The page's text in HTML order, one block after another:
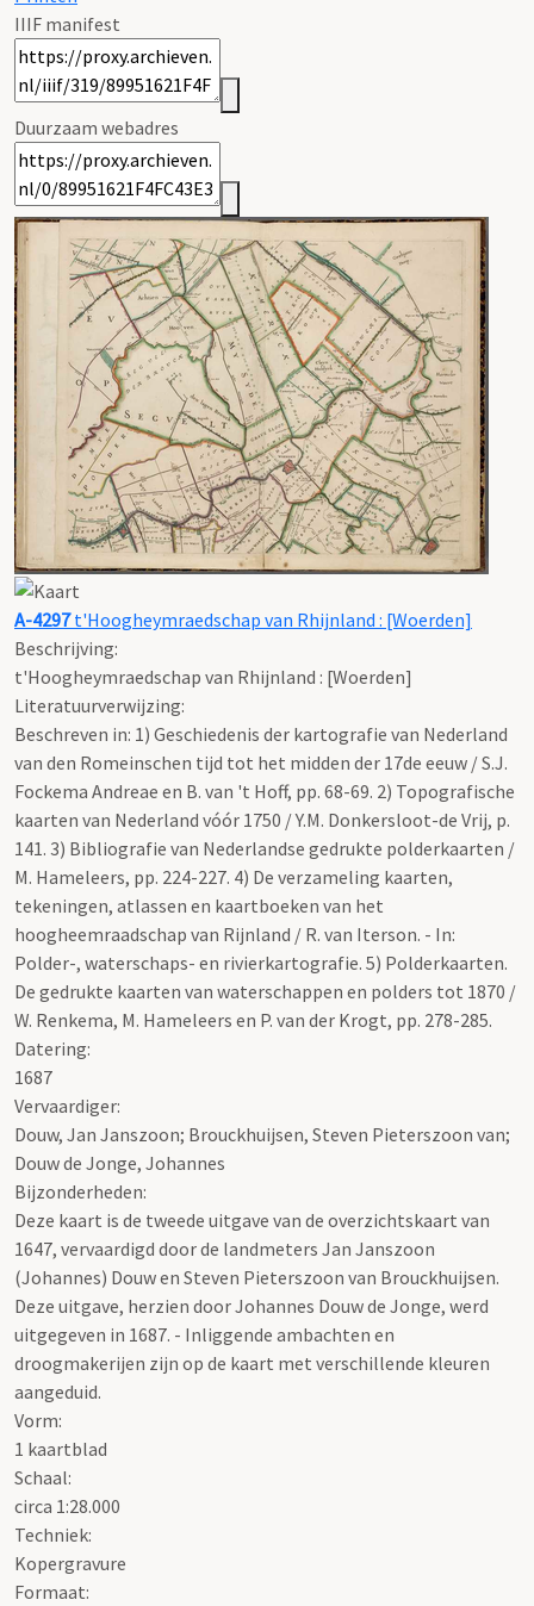
IIIF manifest
Duurzaam webadres
A-4297t'Hoogheymraedschap van Rhijnland : [Woerden]
Beschrijving:
t'Hoogheymraedschap van Rhijnland : [Woerden]
Literatuurverwijzing:
Beschreven in: 1) Geschiedenis der kartografie van Nederland
van den Romeinschen tijd tot het midden der 17de eeuw / S.J.
Fockema Andreae en B. van 't Hoff, pp. 68-69. 2) Topografische
kaarten van Nederland vóór 1750 / Y.M. Donkersloot-de Vrij, p.
141. 3) Bibliografie van Nederlandse gedrukte polderkaarten /
M. Hameleers, pp. 224-227. 4) De verzameling kaarten,
tekeningen, atlassen en kaartboeken van het
hoogheemraadschap van Rijnland / R. van Iterson. - In:
Polder-, waterschaps- en rivierkartografie. 5) Polderkaarten.
De gedrukte kaarten van waterschappen en polders tot 1870 /
W. Renkema, M. Hameleers en P. van der Krogt, pp. 278-285.
Datering:
1687
Vervaardiger:
Douw, Jan Janszoon; Brouckhuijsen, Steven Pieterszoon van;
Douw de Jonge, Johannes
Bijzonderheden:
Deze kaart is de tweede uitgave van de overzichtskaart van
1647, vervaardigd door de landmeters Jan Janszoon
(Johannes) Douw en Steven Pieterszoon van Brouckhuijsen.
Deze uitgave, herzien door Johannes Douw de Jonge, werd
uitgegeven in 1687. - Inliggende ambachten en
droogmakerijen zijn op de kaart met verschillende kleuren
aangeduid.
Vorm:
1 kaartblad
Schaal:
circa 1:28.000
Techniek:
Kopergravure
Formaat: